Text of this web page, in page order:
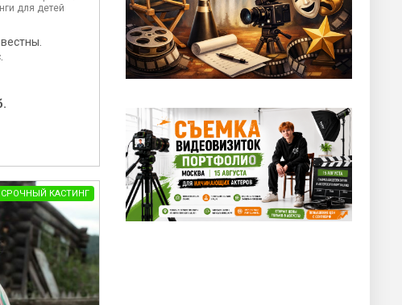
для детей
СРОЧНЫЙ КАСТИНГ